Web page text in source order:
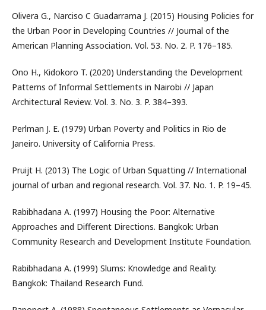
Olivera G., Narciso C Guadarrama J. (2015) Housing Policies for
the Urban Poor in Developing Countries // Journal of the
American Planning Association. Vol. 53. No. 2. P. 176–185.
Ono H., Kidokoro T. (2020) Understanding the Development
Patterns of Informal Settlements in Nairobi // Japan
Architectural Review. Vol. 3. No. 3. P. 384–393.
Perlman J. E. (1979) Urban Poverty and Politics in Rio de
Janeiro. University of California Press.
Pruijt H. (2013) The Logic of Urban Squatting // International
journal of urban and regional research. Vol. 37. No. 1. P. 19–45.
Rabibhadana A. (1997) Housing the Poor: Alternative
Approaches and Different Directions. Bangkok: Urban
Community Research and Development Institute Foundation.
Rabibhadana A. (1999) Slums: Knowledge and Reality.
Bangkok: Thailand Research Fund.